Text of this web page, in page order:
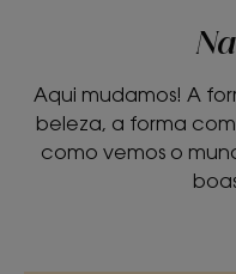
Aqui mudamos! A
beleza, a forma
como vemos o